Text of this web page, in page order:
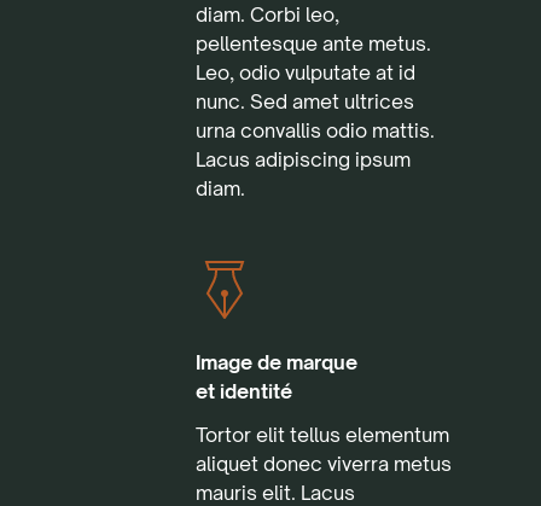
diam. Corbi leo,
pellentesque ante metus.
Leo, odio vulputate at id
nunc. Sed amet ultrices
urna convallis odio mattis.
Lacus adipiscing ipsum
diam.
Image de marque
et identité
Tortor elit tellus elementum
aliquet donec viverra metus
mauris elit. Lacus